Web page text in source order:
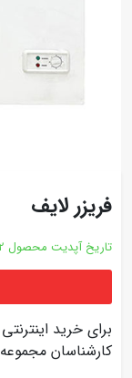
فریزر لایف
تاریخ آپدیت محصول
برای خرید
کارشناسان